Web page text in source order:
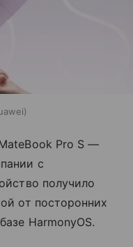
Pro S —
с
получило
от посторонних
HarmonyOS.